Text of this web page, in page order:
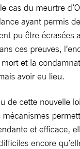
cas du meurtre
ayant permis
pu être écrasées
ces preuves,
et la
avoir eu lieu.
de cette nouvelle
mécanismes
et efficace,
encore